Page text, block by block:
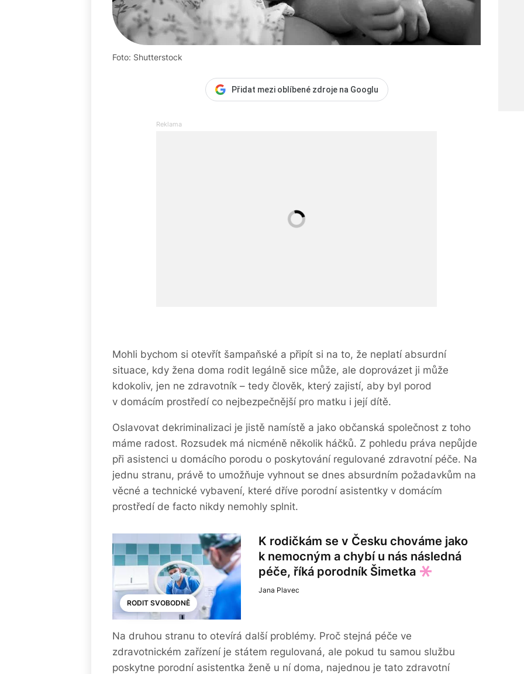
Foto: Shutterstock
Přidat mezi oblíbené zdroje na Googlu
Mohli bychom si otevřít šampaňské a připít si na to, že neplatí absurdní
situace, kdy žena doma rodit legálně sice může, ale doprovázet ji může
kdokoliv, jen ne zdravotník – tedy člověk, který zajistí, aby byl porod
v domácím prostředí co nejbezpečnější pro matku i její dítě.
Oslavovat dekriminalizaci je jistě namístě a jako občanská společnost z toho
máme radost. Rozsudek má nicméně několik háčků. Z pohledu práva nepůjde
při asistenci u domácího porodu o poskytování regulované zdravotní péče. Na
jednu stranu, právě to umožňuje vyhnout se dnes absurdním požadavkům na
věcné a technické vybavení, které dříve porodní asistentky v domácím
prostředí de facto nikdy nemohly splnit.
RODIT SVOBODNĚ
K rodičkám se v Česku chováme jako
k nemocným a chybí u nás následná
péče, říká porodník Šimetka
Jana Plavec
Na druhou stranu to otevírá další problémy. Proč stejná péče ve
zdravotnickém zařízení je státem regulovaná, ale pokud tu samou službu
poskytne porodní asistentka ženě u ní doma, najednou je tato zdravotní